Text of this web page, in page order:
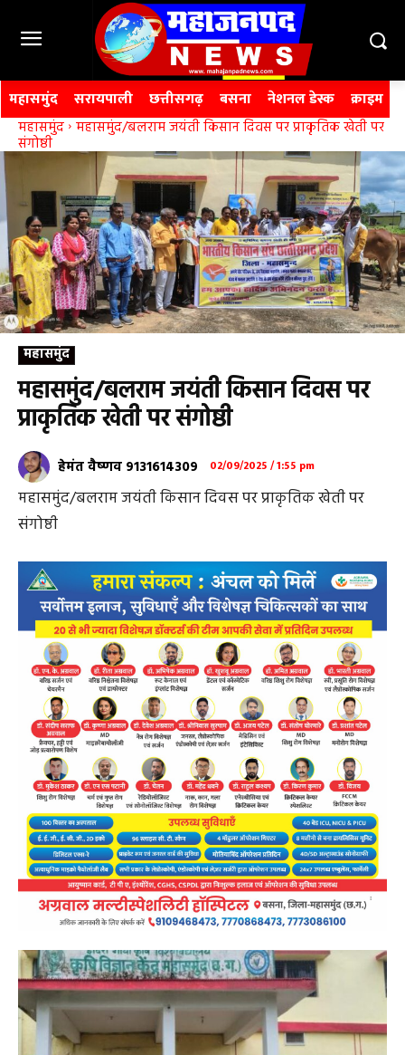
महासमुंद सरायपाली छत्तीसगढ़ बसना नेशनल डेस्क क्राइम
महासमुंद महासमुंद/बलराम जयंती किसान दिवस पर प्राकृतिक खेती पर
संगोष्ठी
महासमुंद
महासमुंद/बलराम जयंती किसान दिवस पर
प्राकृतिक खेती पर संगोष्ठी
हेमंत वैष्णव 9131614309 02/09/2025 / 1:55 pm
महासमुंद/बलराम जयंती किसान दिवस पर प्राकृतिक खेती पर
संगोष्ठी